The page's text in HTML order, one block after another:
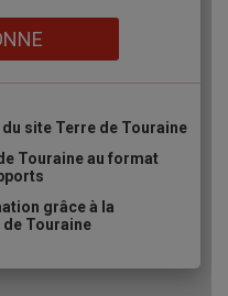
site Terre de Touraine
Touraine au format
grâce à la
Touraine